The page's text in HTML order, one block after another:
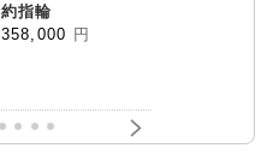
約指輪
358,000 円